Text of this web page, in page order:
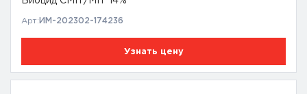
Арт: ИМ-202302-174236
Узнать цену